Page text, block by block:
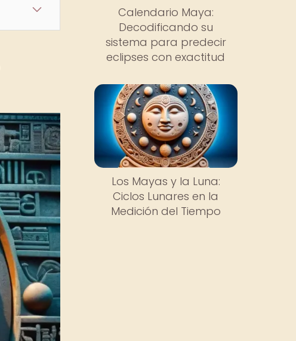
Calendario Maya:
Decodificando su
sistema para predecir
eclipses con exactitud
Los Mayas y la Luna:
Ciclos Lunares en la
Medición del Tiempo